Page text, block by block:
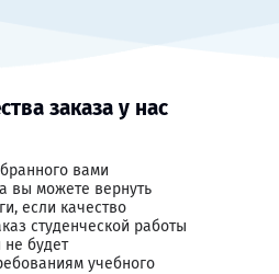
заказа у нас
вами
вы можете вернуть
если качество
студенческой работы
не будет
учебного